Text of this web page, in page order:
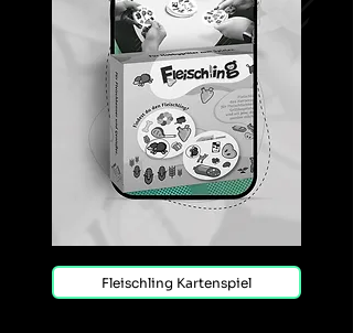
Fleischling Kartenspiel